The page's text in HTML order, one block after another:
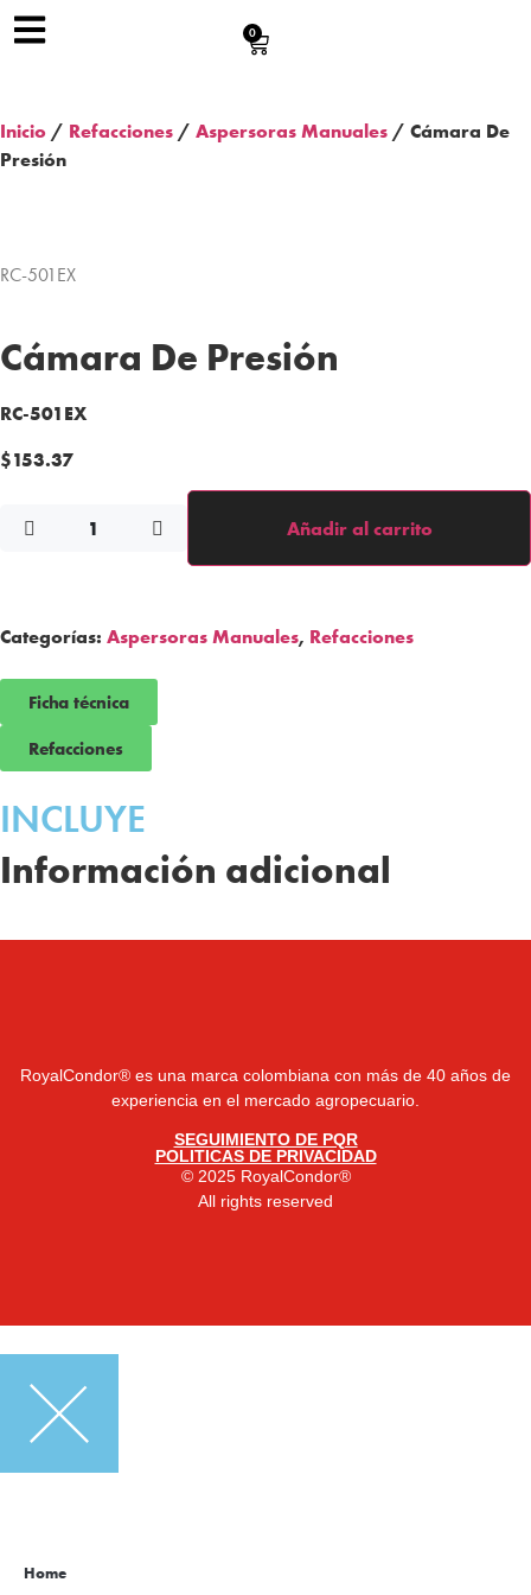
0
Inicio / Refacciones / Aspersoras Manuales / Cámara De
Presión
RC-501EX
Cámara De Presión
RC-501EX
$153.37
Añadir al carrito
Categorías: Aspersoras Manuales, Refacciones
Ficha técnica
Refacciones
INCLUYE
Información adicional
RoyalCondor® es una marca colombiana con más de 40 años de
experiencia en el mercado agropecuario.
SEGUIMIENTO DE PQR
POLITICAS DE PRIVACIDAD
© 2025 RoyalCondor®
All rights reserved
Home